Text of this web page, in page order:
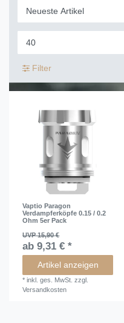
Filter
Vaptio Paragon
Verdampferköpfe 0.15 / 0.2
Ohm 5er Pack
UVP 15,90 €
ab 9,31 € *
Artikel anzeigen
*inkl. ges. MwSt. zzgl.
Versandkosten